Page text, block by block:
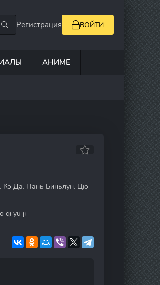
Регистрация ВОЙТИ
АНИМЕ
Да, Пань Биньлун, Цю
qi yu ji